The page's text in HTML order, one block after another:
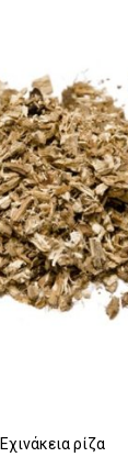
Εχινάκεια ρίζα